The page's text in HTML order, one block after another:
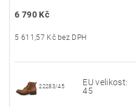
6 790 Kč
5 611,57 Kč bez DPH
22283/45
EU velikost:
45